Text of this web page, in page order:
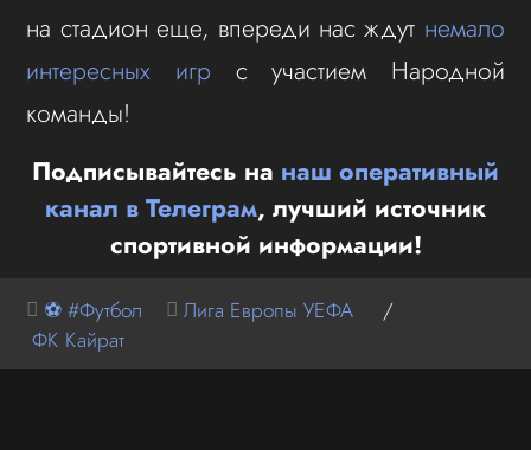
на стадион еще, впереди нас ждут немало
интересных игр с участием Народной
команды!
Подписывайтесь на наш оперативный
канал в Телеграм, лучший источник
спортивной информации!
⚽ #Футбол Лига Европы УЕФА
/
ФК Кайрат